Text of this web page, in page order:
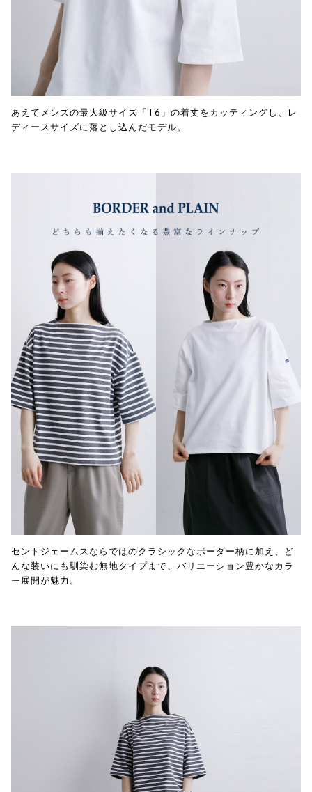
あえてメンズの最大級サイズ「T6」の着丈をカッティングし、レ
ディースサイズに落とし込んだモデル。
セントジェームスならではのクラシックなボーダー柄に加え、ど
んな装いにも馴染む無地タイプまで、バリエーション豊かなカラ
ー展開が魅力。